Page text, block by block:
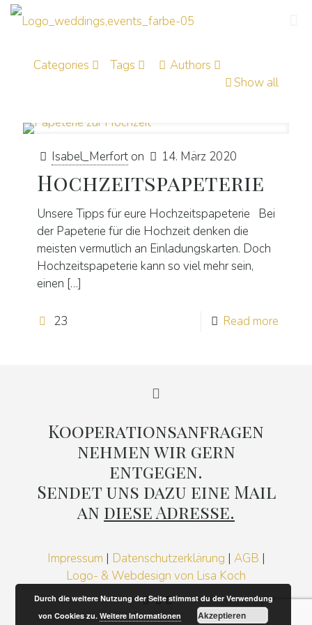
Categories Tags
Authors
Show all
Isabel_Merfort on 14. März 2020
Hochzeitspapeterie
Unsere Tipps für eure Hochzeitspapeterie Bei
der Papeterie für die Hochzeit denken die
meisten vermutlich an Einladungskarten. Doch
Hochzeitspapeterie kann so viel mehr sein,
einen […]
23 Read more
Kooperationsanfragen
nehmen wir gern
entgegen.
Sendet uns dazu eine Mail
an diese Adresse.
Impressum | Datenschutzerklärung | AGB |
Logo- & Webdesign von Lisa Koch
Durch die weitere Nutzung der Seite stimmst du der Verwendung
von Cookies zu.Weitere Informationen Akzeptieren